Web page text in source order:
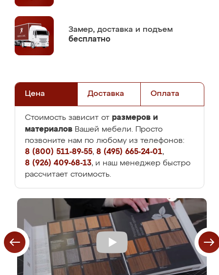
Замер, доставка и подъем
бесплатно
Цена Доставка Оплата
Стоимость зависит от размеров и
материалов Вашей мебели. Просто
позвоните нам по любому из телефонов:
8 (800) 511-89-55, 8 (495) 665-24-01,
8 (926) 409-68-13, и наш менеджер быстро
рассчитает стоимость.